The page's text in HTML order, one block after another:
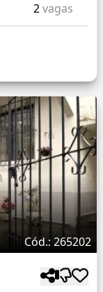
2vagas
Cód.: 265202